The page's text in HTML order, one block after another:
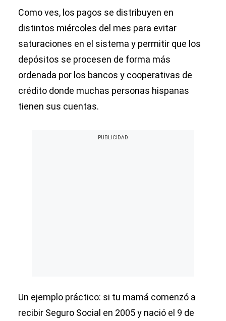
Como ves, los pagos se distribuyen en
distintos miércoles del mes para evitar
saturaciones en el sistema y permitir que los
depósitos se procesen de forma más
ordenada por los bancos y cooperativas de
crédito donde muchas personas hispanas
tienen sus cuentas.
Un ejemplo práctico: si tu mamá comenzó a
recibir Seguro Social en 2005 y nació el 9 de